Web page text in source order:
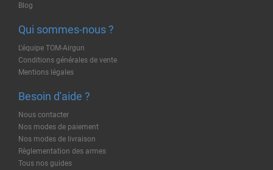
Blog
Qui sommes-nous ?
L'équipe TOM-Airgun
Conditions générales de vente
Mentions légales
Besoin d'aide ?
Nous contacter
Nos modes de paiement
Nos modes de livraison
Règlementation des armes
Tous nos guides